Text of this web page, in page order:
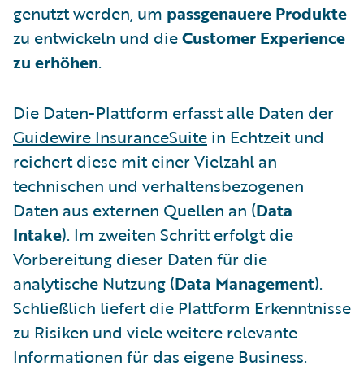
genutzt werden, um passgenauere Produkte
zu entwickeln und dieCustomer Experience
zu erhöhen.
Die Daten-Plattform erfasst alle Daten der
Guidewire InsuranceSuite in Echtzeit und
reichert diese mit einer Vielzahl an
technischen und verhaltensbezogenen
Daten aus externen Quellen an (Data
Intake). Im zweiten Schritt erfolgt die
Vorbereitung dieser Daten für die
analytische Nutzung (Data Management).
Schließlich liefert die Plattform Erkenntnisse
zu Risiken und viele weitere relevante
Informationen für das eigene Business.